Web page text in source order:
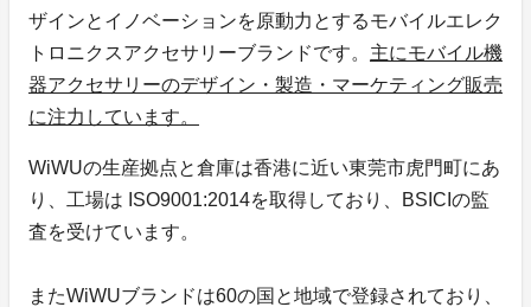
ザインとイノベーションを原動力とするモバイルエレク
トロニクスアクセサリーブランドです。 主にモバイル機
器アクセサリーのデザイン・製造・マーケティング販売
に注力しています。
WiWUの生産拠点と倉庫は香港に近い東莞市虎門町にあ
り、工場は ISO9001:2014を取得しており、BSICIの監
査を受けています。
またWiWUブランドは60の国と地域で登録されており、